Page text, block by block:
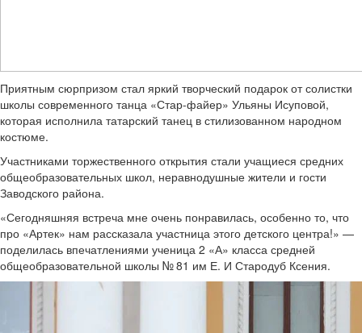
Приятным сюрпризом стал яркий творческий подарок от солистки
школы современного танца «Стар-файер» Ульяны Исуповой,
которая исполнила татарский танец в стилизованном народном
костюме.
Участниками торжественного открытия стали учащиеся средних
общеобразовательных школ, неравнодушные жители и гости
Заводского района.
«Сегодняшняя встреча мне очень понравилась, особенно то, что
про «Артек» нам рассказала участница этого детского центра!» —
поделилась впечатлениями ученица 2 «А» класса средней
общеобразовательной школы № 81 им Е. И Стародуб Ксения.